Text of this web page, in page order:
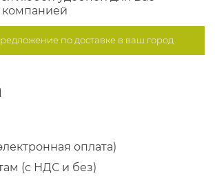
компанией
подоставке в ваш город
оплата)
(с НДС и без)